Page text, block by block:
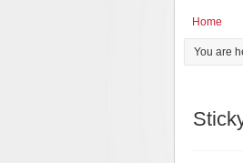
Home
You are